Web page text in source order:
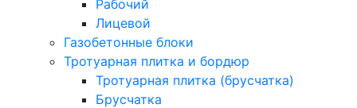
Рабочий
Лицевой
Газобетонные блоки
Тротуарная плитка и бордюр
Тротуарная плитка (брусчатка)
Брусчатка